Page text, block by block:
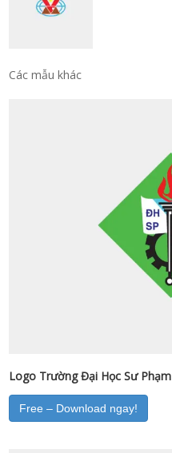
Các mẫu khác
Logo Trường Đại Học Sư
Free – Download ngay!